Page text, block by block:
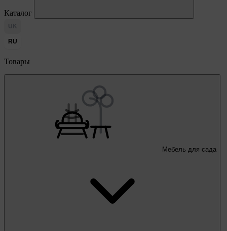
Каталог
UK
RU
Товары
Мебель для сада